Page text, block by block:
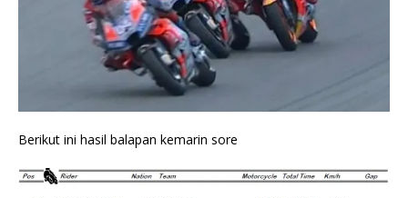
Berikut ini hasil balapan kemarin sore